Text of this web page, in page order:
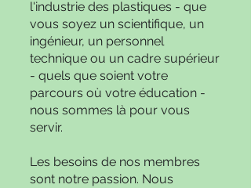
l'industrie des plastiques - que
vous soyez un scientifique, un
ingénieur, un personnel
technique ou un cadre supérieur
- quels que soient votre
parcours où votre éducation -
nous sommes là pour vous
servir.
Les besoins de nos membres
sont notre passion. Nous